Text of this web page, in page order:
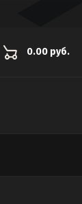
0.00 руб.